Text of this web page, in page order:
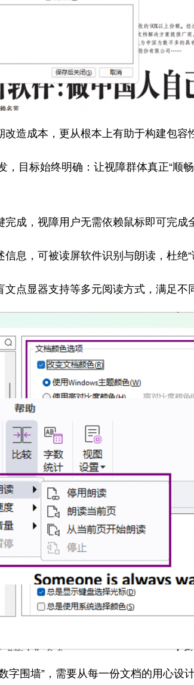
造成本，更从根本上有助于构建包容
，目标始终明确：让视障群体真正“顺
成，视障用户无需依赖鼠标即可完成
息，可被读屏软件识别与朗读，杜绝“
点显器支持等多元阅读方式，满足不
字围墙”，需要从每一份文档的用心